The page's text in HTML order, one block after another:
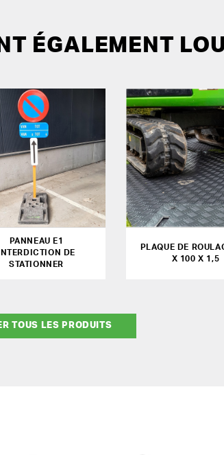
ÉGALEMENT
PANNEAU E1
INTERDICTION DE
STATIONNER
PLAQUE DE
X 100 X 1,5
TOUS LES PRODUITS